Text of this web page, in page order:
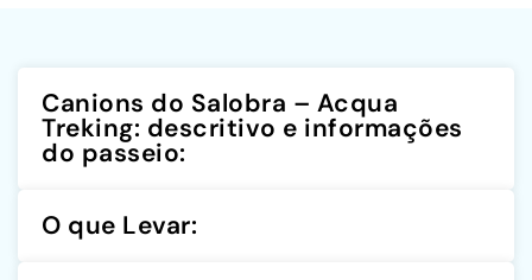
Canions do Salobra – Acqua
Treking: descritivo e informações
do passeio:
O que Levar: